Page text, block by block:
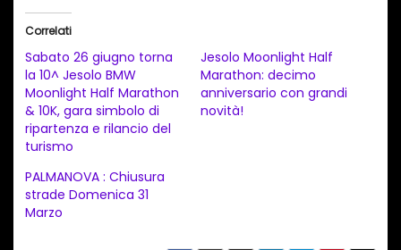
a
m
e
n
t
o
i
Correlati
Sabato 26 giugno torna
la 10^ Jesolo BMW
Moonlight Half Marathon
& 10K, gara simbolo di
ripartenza e rilancio del
turismo
Jesolo Moonlight Half
Marathon: decimo
anniversario con grandi
novità!
PALMANOVA : Chiusura
strade Domenica 31
Marzo